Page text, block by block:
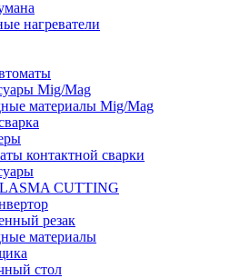
нагреватели
Mig/Mag
материалы Mig/Mag
контактной сварки
CUTTING
резак
материалы
стол